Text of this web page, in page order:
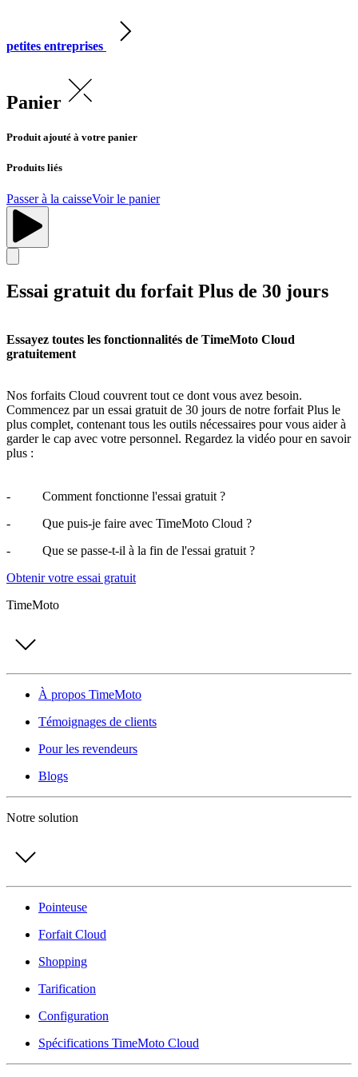
petites entreprises
Panier
Produit ajouté à votre panier
Produits liés
Passer à la caisseVoir le panier
Essai gratuit du forfait Plus de 30 jours
Essayez toutes les fonctionnalités de TimeMoto Cloud
gratuitement
Nos forfaits Cloud couvrent tout ce dont vous avez besoin.
Commencez par un essai gratuit de 30 jours de notre forfait Plus le
plus complet, contenant tous les outils nécessaires pour vous aider à
garder le cap avec votre personnel. Regardez la vidéo pour en savoir
plus :
- Comment fonctionne l'essai gratuit ?
- Que puis-je faire avec TimeMoto Cloud ?
- Que se passe-t-il à la fin de l'essai gratuit ?
Obtenir votre essai gratuit
TimeMoto
À propos TimeMoto
Témoignages de clients
Pour les revendeurs
Blogs
Notre solution
Pointeuse
Forfait Cloud
Shopping
Tarification
Configuration
Spécifications TimeMoto Cloud